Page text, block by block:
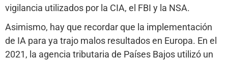
vigilancia utilizados por la CIA, el FBI y la NSA.
Asimismo, hay que recordar que la implementación
de IA para ya trajo malos resultados en Europa. En el
2021, la agencia tributaria de Países Bajos utilizó un